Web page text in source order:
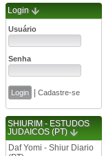
Login
Usuário
Senha
| Cadastre-se
SHIURIM - ESTUDOS
JUDAICOS (PT)
Daf Yomi - Shiur Diario